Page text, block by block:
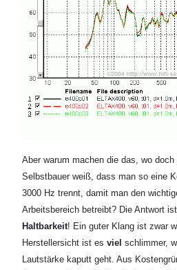
Aber warum machen die das, wo
Selbstbauer weiß, dass man so eine
3000 Hz trennt, damit man den
Arbeitsbereich betreibt? Die Antwort
Haltbarkeit! Ein guter Klang ist zwar
Herstellersicht ist es viel schlimmer,
Lautstärke kaputt geht. Aus